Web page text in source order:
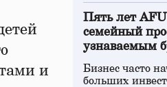
и
Пять лет
семейный
узнаваемым
Бизнес часто
больших